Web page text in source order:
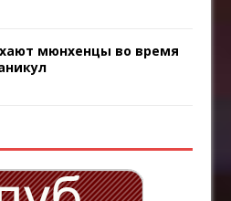
мюнхенцы во время